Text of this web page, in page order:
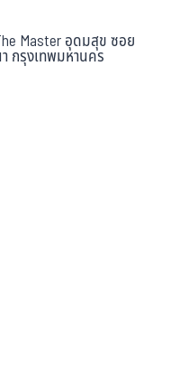
Master อุดมสุข ซอย
กรุงเทพมหานคร